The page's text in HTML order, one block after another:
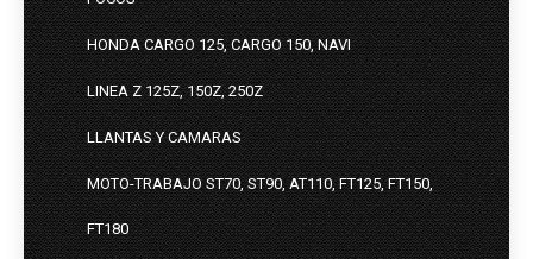
HONDA CARGO 125, CARGO 150, NAVI
LINEA Z 125Z, 150Z, 250Z
LLANTAS Y CAMARAS
MOTO-TRABAJO ST70, ST90, AT110, FT125, FT150,
FT180